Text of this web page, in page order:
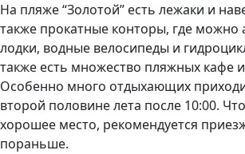
На пляже “Золотой” есть лежаки и
также прокатные конторы, где можно
лодки, водные велосипеды и
также есть множество пляжных кафе
Особенно много отдыхающих
второй половине лета после 10:00.
хорошее место, рекомендуется
пораньше.